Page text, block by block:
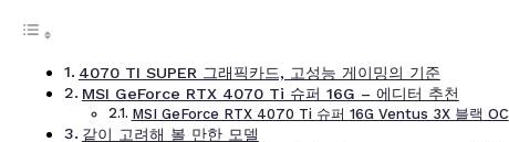
4070 TI SUPER 그래픽카드, 고성능 게이밍의 기준
MSI GeForce RTX 4070 Ti 슈퍼 16G – 에디터 추천
MSI GeForce RTX 4070 Ti 슈퍼 16G Ventus 3X 블랙 OC
같이 고려해 볼 만한 모델